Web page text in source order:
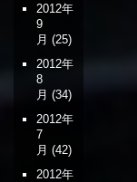
2012年
9
月 (25)
2012年
8
月 (34)
2012年
7
月 (42)
2012年